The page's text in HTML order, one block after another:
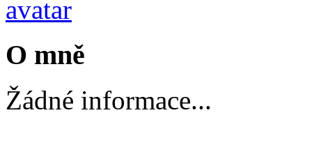
O mně
Žádné informace...